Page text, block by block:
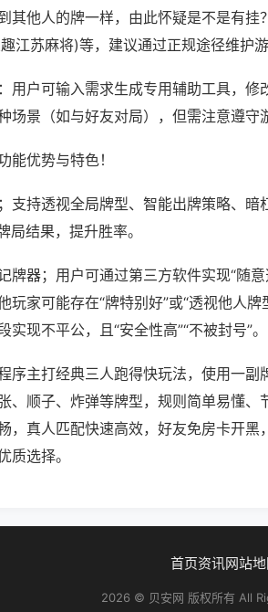
其他人的牌一样，由此怀疑是不是有
江苏麻将)等，建议通过正规途径维护游
用户可输入需求生成专用辅助工具，修
场景（如与好友对局），但需注意遵守
能优势与特色！
支持透视全局牌型、智能出牌策略、
局结果，提升胜率。
牌器；用户可通过第三方软件实现“随
玩家可能存在“牌特别好”或“透视他人
实现不平公，且“安全性高”“不被封号”。
序主打经典三人跑得快玩法，使用一
、顺子、炸弹等牌型，规则简单易懂
，真人匹配快速高效，好友免房卡开黑
质选择。
首页资讯网站
2026 © 贝安网 版权所有 All